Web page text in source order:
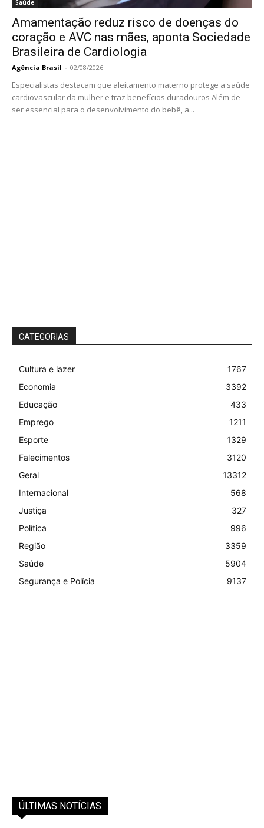
Saúde
Amamentação reduz risco de doenças do
coração e AVC nas mães, aponta Sociedade
Brasileira de Cardiologia
Agência Brasil - 02/08/2026
Especialistas destacam que aleitamento materno protege a saúde
cardiovascular da mulher e traz benefícios duradouros Além de
ser essencial para o desenvolvimento do bebê, a...
CATEGORIAS
Cultura e lazer
1767
Economia
3392
Educação
433
Emprego
1211
Esporte
1329
Falecimentos
3120
Geral
13312
Internacional
568
Justiça
327
Política
996
Região
3359
Saúde
5904
Segurança e Polícia
9137
ÚLTIMAS NOTÍCIAS